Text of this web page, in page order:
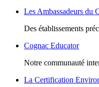
Les Ambassadeurs du
Des établissements
Cognac Educator
Notre communauté
La Certification